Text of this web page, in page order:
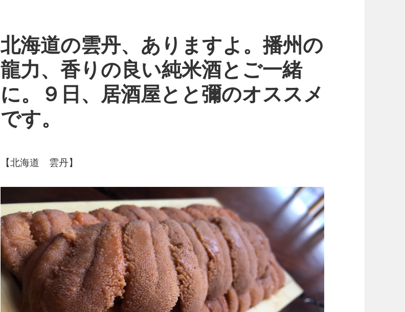
北海道の雲丹、ありますよ。播州の
龍力、香りの良い純米酒とご一緒
に。９日、居酒屋とと彌のオススメ
です。
【北海道 雲丹】